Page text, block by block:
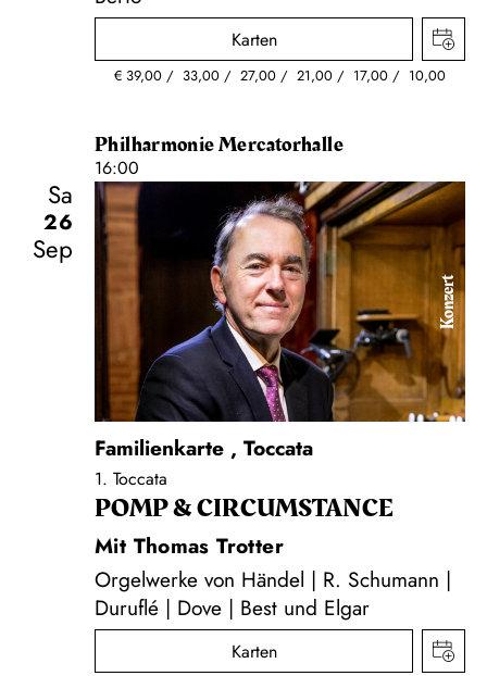
Karten
€ 39,00 33,00 27,00 21,00 17,00 10,00
Philharmonie Mercatorhalle
16:00
Sa
26
Sep
Konzert
Familienkarte , Toccata
1. Toccata
POMP & CIRCUMSTANCE
Mit Thomas Trotter
Orgelwerke von Händel | R. Schumann |
Duruflé | Dove | Best und Elgar
Karten